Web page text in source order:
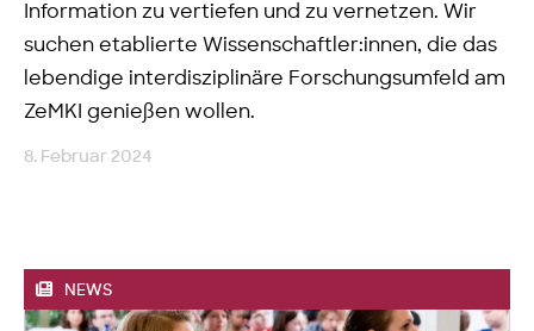
Information zu vertiefen und zu vernetzen. Wir
suchen etablierte Wissenschaftler:innen, die das
lebendige interdisziplinäre Forschungsumfeld am
ZeMKI genießen wollen.
8. Februar 2024
NEWS